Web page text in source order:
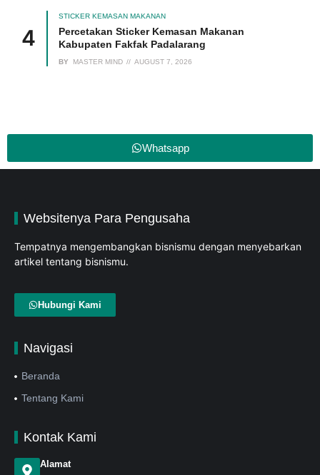
STICKER KEMASAN MAKANAN
Percetakan Sticker Kemasan Makanan
Kabupaten Fakfak Padalarang
BY MASTER MIND AUGUST 7, 2026
Whatsapp
Websitenya Para Pengusaha
Tempatnya mengembangkan bisnismu dengan menyebarkan
artikel tentang bisnismu.
Hubungi Kami
Navigasi
Beranda
Tentang Kami
Kontak Kami
Alamat